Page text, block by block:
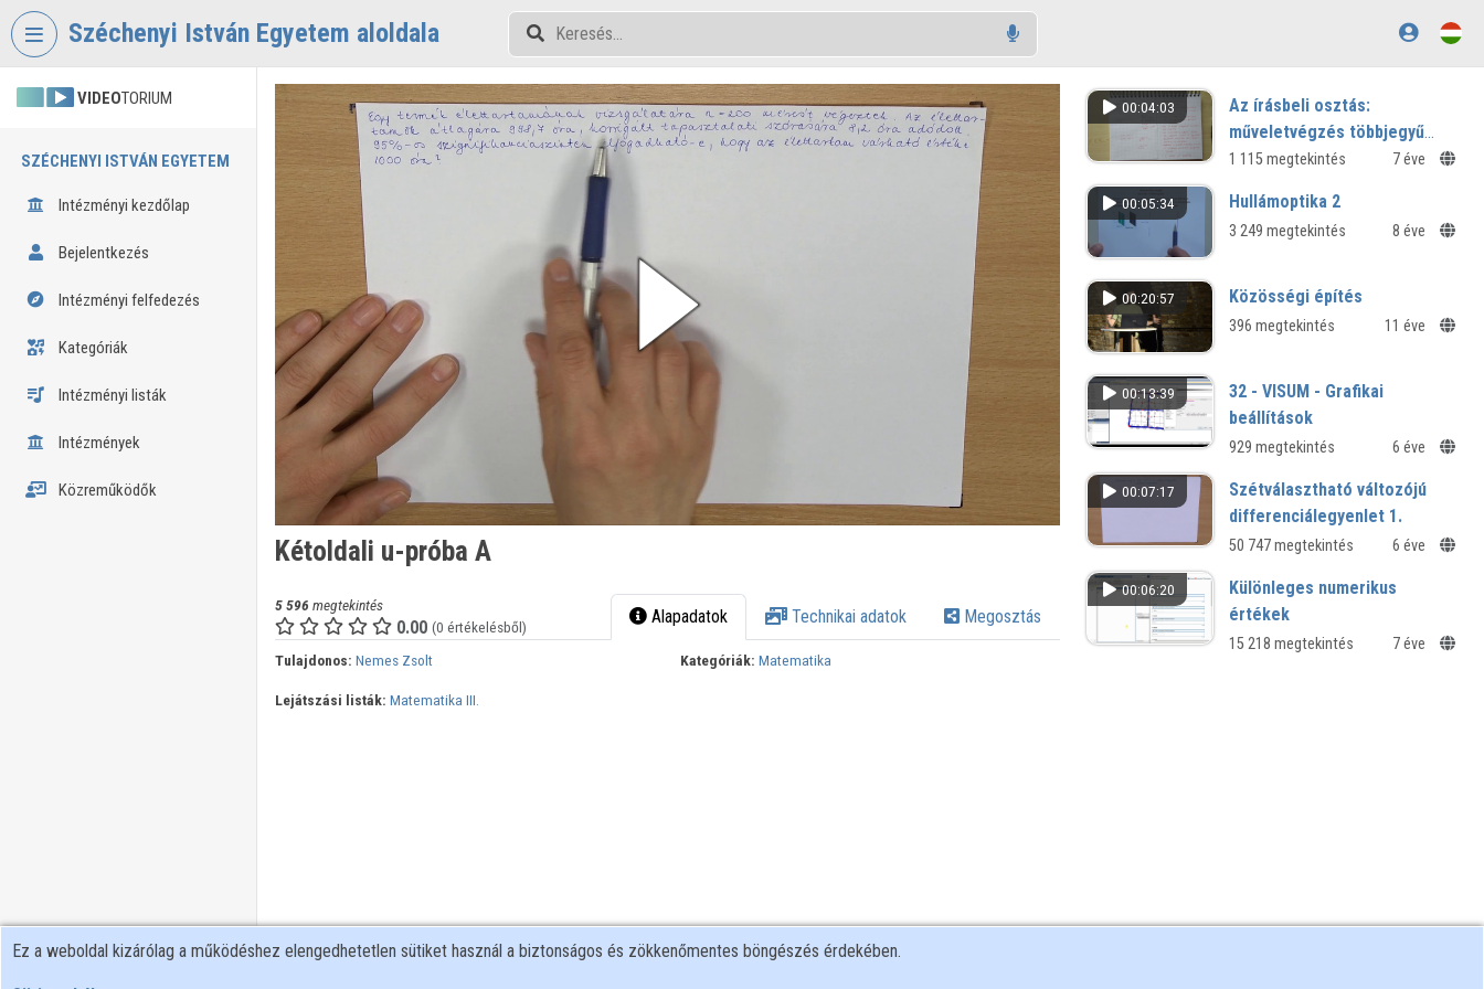
Fejléc kihagyása
Széchenyi István Egyetem aloldala
VIDEOTORIUM
SZÉCHENYI ISTVÁN EGYETEM
Intézményi kezdőlap
Bejelentkezés
Intézményi felfedezés
Kategóriák
Intézményi listák
Intézmények
Közreműködők
Kétoldali u-próba A
5 596 megtekintés
0.00 (0 értékelésből) Alapadatok Technikai adatok Megosztás
Tulajdonos: Nemes Zsolt Kategóriák: Matematika
Lejátszási listák: Matematika III.
00:04:03
Az írásbeli osztás:
műveletvégzés többjegyű
számmal 3.
1 115 megtekintés 7 éve
00:05:34 Hullámoptika 2
3 249 megtekintés 8 éve
00:20:57 Közösségi építés
396 megtekintés 11 éve
00:13:39
32 - VISUM - Grafikai
beállítások
929 megtekintés 6 éve
00:07:17
Szétválasztható változójú
differenciálegyenlet 1.
50 747 megtekintés 6 éve
00:06:20
Különleges numerikus
értékek
15 218 megtekintés 7 éve
Ez a weboldal kizárólag a működéshez elengedhetetlen sütiket használ a biztonságos és zökkenőmentes böngészés érdekében.